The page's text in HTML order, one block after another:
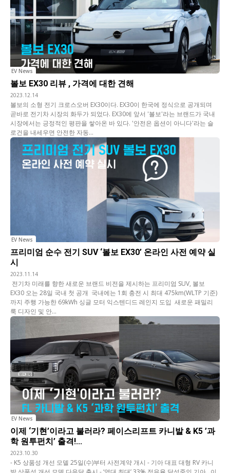
EV News
볼보 EX30 리뷰 , 가격에 대한 견해
2023.12.14
볼보의 소형 전기 크로스오버 EX30이다. EX30이 한국에 정식으로 공개되며
곧바로 전기차 시장의 화두가 되었다. EX30에 앞서 '볼보'라는 브랜드가 국내
시장에서는 긍정적인 평판을 쌓아온 바 있다. '안전은 옵션이 아니다'라는 슬
로건을 내세우면 안전한 자동...
EV News
프리미엄 순수 전기 SUV ‘볼보 EX30’ 온라인 사전 예약 실
시
2023.11.14
 전기차 미래를 향한 새로운 브랜드 비전을 제시하는 프리미엄 SUV, 볼보
EX30 오는 28일 국내 첫 공개  국내에는 1회 충전 시 최대 475km(WLTP 기준)
까지 주행 가능한 69kWh 싱글 모터 익스텐디드 레인지 도입  새로운 패밀리
룩 디자인 및 안...
EV News
이제 ‘기현’이라고 불러라? 페이스리프트 카니발 & K5 ’과
학 원투펀치’ 출격!...
2023.10.30
- K5 상품성 개선 모델 25일(수)부터 사전계약 개시 - 기아 대표 대형 RV 카니